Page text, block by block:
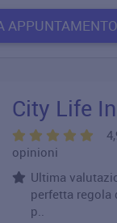
APPUNTAMENTO
City Life
opinioni
Ultima
perfetta regola
p..